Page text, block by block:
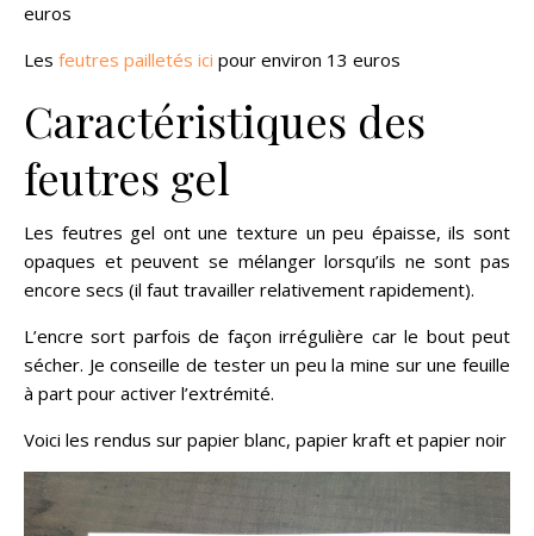
euros
Les feutres pailletés ici pour environ 13 euros
Caractéristiques des
feutres gel
Les feutres gel ont une texture un peu épaisse, ils sont
opaques et peuvent se mélanger lorsqu’ils ne sont pas
encore secs (il faut travailler relativement rapidement).
L’encre sort parfois de façon irrégulière car le bout peut
sécher. Je conseille de tester un peu la mine sur une feuille
à part pour activer l’extrémité.
Voici les rendus sur papier blanc, papier kraft et papier noir